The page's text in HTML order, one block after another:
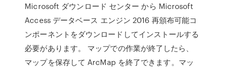
Microsoft ダウンロード センター から Microsoft
Access データベース エンジン 2016 再頒布可能コ
ンポーネントをダウンロードしてインストールする
必要があります。 マップでの作業が終了したら、
マップを保存して ArcMap を終了できます。マッ